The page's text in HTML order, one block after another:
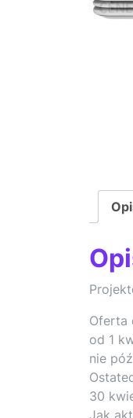
Oferta
od 1
nie
30
Jak